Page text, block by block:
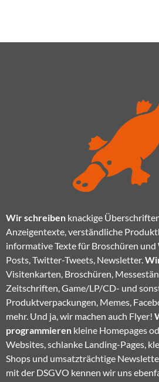
Wir schreiben knackige
Anzeigentexte, verständliche
informative Texte für Broschüren und
Posts, Twitter-Tweets, Newsletter.
Visitenkarten, Broschüren,
Zeitschriften, Game/LP/CD- und
Produktverpackungen, Memes,
mehr. Und ja, wir machen auch Flyer!
programmieren kleine Homepages
Websites, schlanke Landing-Pages,
Shops und umsatzträchtige
mit der DSGVO kennen wir uns